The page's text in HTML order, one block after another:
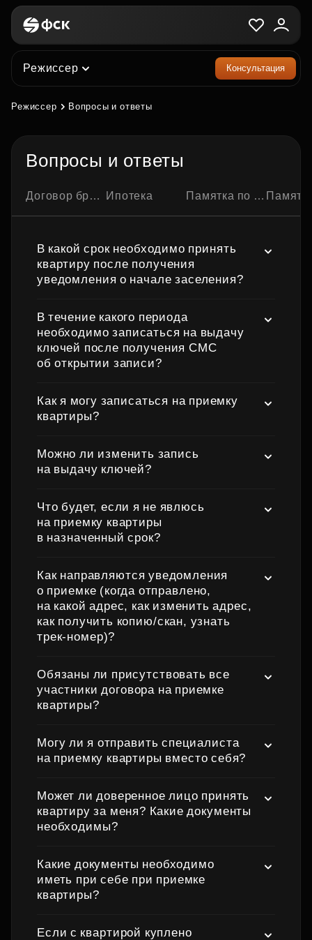
Режиссер Консультация
Режиссер Вопросы и ответы
Вопросы и ответы
Договор бронирования квартиры Ипотека Памятка по ипотечной сделке Памятка по
В какой срок необходимо принять
квартиру после получения
уведомления о начале заселения?
В течение какого периода
необходимо записаться на выдачу
ключей после получения СМС
об открытии записи?
Как я могу записаться на приемку
квартиры?
Можно ли изменить запись
на выдачу ключей?
Что будет, если я не явлюсь
на приемку квартиры
в назначенный срок?
Как направляются уведомления
о приемке (когда отправлено,
на какой адрес, как изменить адрес,
как получить копию/скан, узнать
трек‑номер)?
Обязаны ли присутствовать все
участники договора на приемке
квартиры?
Могу ли я отправить специалиста
на приемку квартиры вместо себя?
Может ли доверенное лицо принять
квартиру за меня? Какие документы
необходимы?
Какие документы необходимо
иметь при себе при приемке
квартиры?
Если с квартирой куплено